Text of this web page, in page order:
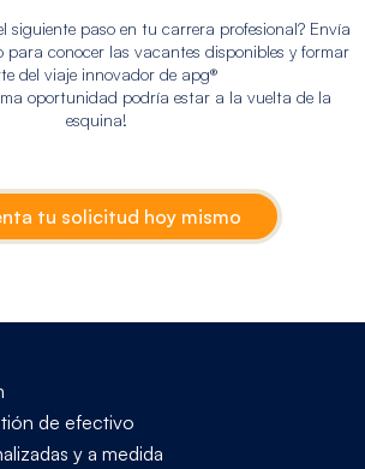
siguiente paso en tu carrera profesional? Envía
para conocer las vacantes disponibles y formar
del viaje innovador de apg®
oportunidad podría estar a la vuelta de la
esquina!
tu solicitud hoy mismo
de efectivo
y a medida